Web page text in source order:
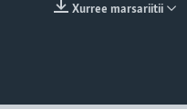
Xurree marsariitii